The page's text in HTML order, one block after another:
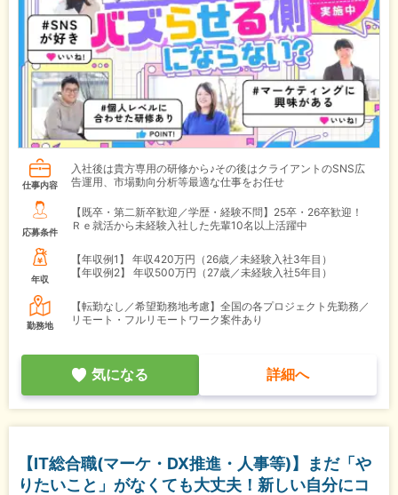
仕事内容
入社後は貴方専用の研修から♪その後はクライアントのSNS広
告運用、市場動向分析等最適な仕事をお任せ
応募条件
【既卒・第二新卒歓迎／学歴・経験不問】25卒・26卒歓迎！
Ｒｅ就活から未経験入社した先輩10名以上活躍中
年収
【年収例1】
年収420万円（26歳／未経験入社3年目）
【年収例2】
年収500万円（27歳／未経験入社5年目）
勤務地
【転勤なし／希望勤務地考慮】全国の各プロジェクト先勤務／
リモート・フルリモートワーク案件あり
気になる 詳細へ
【IT総合職(マーケ・DX推進・人事等)】まだ「や
りたいこと」がなくても大丈夫！新しい自分にコ